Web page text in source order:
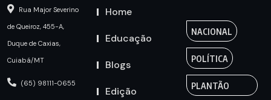
Rua Major Severino
de Queiroz, 455-A,
Duque de Caxias,
Cuiabá/MT
(65) 98111-0655
Home
Educação
Blogs
Edição
NACIONAL
POLÍTICA
PLANTÃO